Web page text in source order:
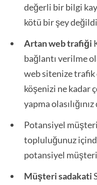
değerli bir bilgi
kötü bir şey
Artan web trafiği
bağlantı verilme
web sitenize
köşenizi ne kadar
yapma
Potansiyel müşteri
topluluğunuz
potansiyel müşteri
Müşteri sadakati